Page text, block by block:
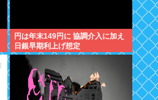
円は年末149円に 協調介入に加え
日銀早期利上げ想定